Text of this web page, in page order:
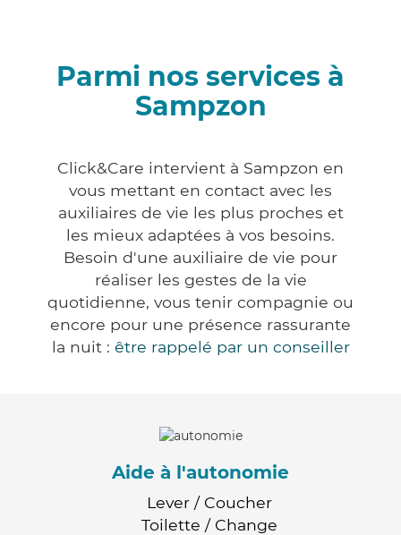
Parmi nos services à
Sampzon
Click&Care intervient à Sampzon en
vous mettant en contact avec les
auxiliaires de vie les plus proches et
les mieux adaptées à vos besoins.
Besoin d'une auxiliaire de vie pour
réaliser les gestes de la vie
quotidienne, vous tenir compagnie ou
encore pour une présence rassurante
la nuit : être rappelé par un conseiller
Aide à l'autonomie
Lever / Coucher
Toilette / Change